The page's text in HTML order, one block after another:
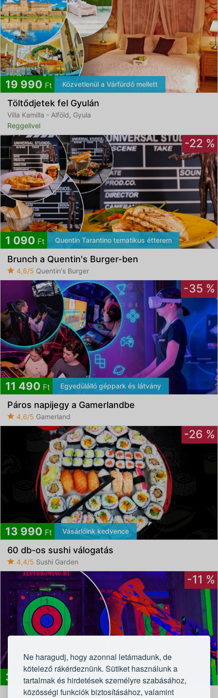
Ne haragudj, hogy azonnal letámadunk, de
kötelező rákérdeznünk. Sütiket használunk a
tartalmak és hirdetések személyre szabásához,
közösségi funkciók biztosításához, valamint
19 990 Ft Közvetlenül a Várfürdő mellett
Töltődjetek fel Gyulán
Villa Kamilla - Alföld, Gyula
Reggelivel
-22 %
1 090 Ft Quentin Tarantino tematikus étterem
Brunch a Quentin's Burger-ben
4,6/5 Quentin's Burger
-35 %
11 490 Ft Egyedülálló géppark és látvány
Páros napijegy a Gamerlandbe
4,6/5 Gamerland
-26 %
13 990 Ft Vásárlóink kedvence
60 db-os sushi válogatás
4,4/5 Sushi Garden
-11 %
3 990Ft Extrém randi tipp
Balta dobálás UV-fényben